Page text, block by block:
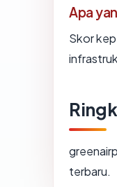
Apa
Skor
terbaru.